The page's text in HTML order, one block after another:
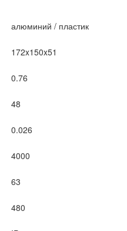
алюминий / пластик
172x150x51
0.76
48
0.026
4000
63
480